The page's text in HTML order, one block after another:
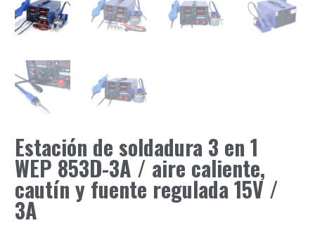
Estación de soldadura 3 en 1
WEP 853D-3A / aire caliente,
cautín y fuente regulada 15V /
3A